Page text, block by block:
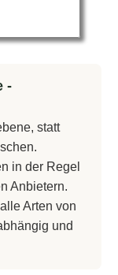
-
statt
in der Regel
Anbietern.
Arten von
und